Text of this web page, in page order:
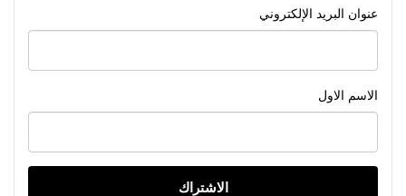
عنوان البريد الإلكتروني
الاسم الاول
الاشتراك